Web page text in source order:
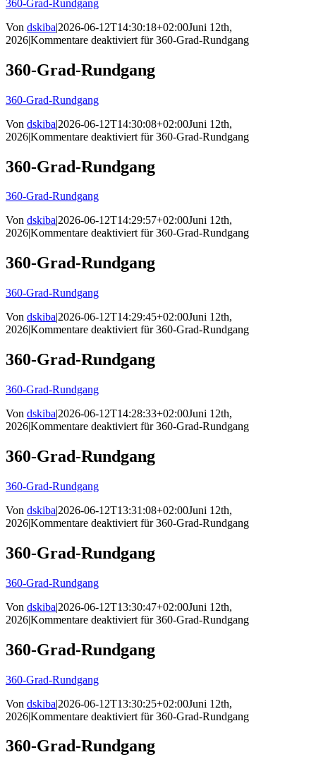
360-Grad-Rundgang
Von dskiba|2026-06-12T14:30:18+02:00Juni 12th,
2026|Kommentare deaktiviert für 360-Grad-Rundgang
360-Grad-Rundgang
360-Grad-Rundgang
Von dskiba|2026-06-12T14:30:08+02:00Juni 12th,
2026|Kommentare deaktiviert für 360-Grad-Rundgang
360-Grad-Rundgang
360-Grad-Rundgang
Von dskiba|2026-06-12T14:29:57+02:00Juni 12th,
2026|Kommentare deaktiviertfür 360-Grad-Rundgang
360-Grad-Rundgang
360-Grad-Rundgang
Von dskiba|2026-06-12T14:29:45+02:00Juni 12th,
2026|Kommentare deaktiviert für 360-Grad-Rundgang
360-Grad-Rundgang
360-Grad-Rundgang
Von dskiba|2026-06-12T14:28:33+02:00Juni 12th,
2026|Kommentare deaktiviert für 360-Grad-Rundgang
360-Grad-Rundgang
360-Grad-Rundgang
Von dskiba|2026-06-12T13:31:08+02:00Juni 12th,
2026|Kommentare deaktiviert für 360-Grad-Rundgang
360-Grad-Rundgang
360-Grad-Rundgang
Von dskiba|2026-06-12T13:30:47+02:00Juni 12th,
2026|Kommentare deaktiviert für 360-Grad-Rundgang
360-Grad-Rundgang
360-Grad-Rundgang
Von dskiba|2026-06-12T13:30:25+02:00Juni 12th,
2026|Kommentare deaktiviert für 360-Grad-Rundgang
360-Grad-Rundgang